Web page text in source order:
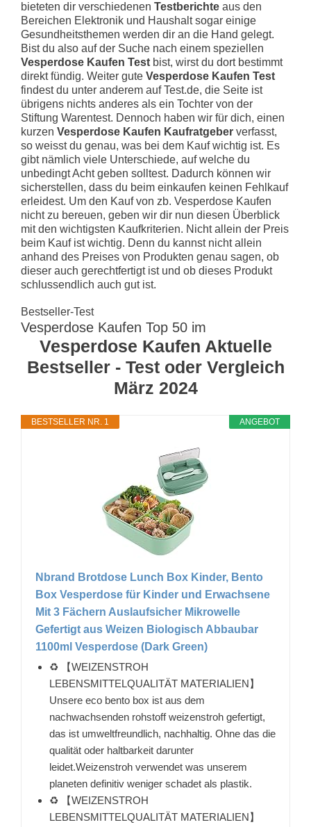
bieteten dir verschiedenen Testberichte aus den
Bereichen Elektronik und Haushalt sogar einige
Gesundheitsthemen werden dir an die Hand gelegt.
Bist du also auf der Suche nach einem speziellen
Vesperdose Kaufen Test bist, wirst du dort bestimmt
direkt fündig. Weiter gute Vesperdose Kaufen Test
findest du unter anderem auf Test.de, die Seite ist
übrigens nichts anderes als ein Tochter von der
Stiftung Warentest. Dennoch haben wir für dich, einen
kurzen Vesperdose Kaufen Kaufratgeber verfasst,
so weisst du genau, was bei dem Kauf wichtig ist. Es
gibt nämlich viele Unterschiede, auf welche du
unbedingt Acht geben solltest. Dadurch können wir
sicherstellen, dass du beim einkaufen keinen Fehlkauf
erleidest. Um den Kauf von zb. Vesperdose Kaufen
nicht zu bereuen, geben wir dir nun diesen Überblick
mit den wichtigsten Kaufkriterien. Nicht allein der Preis
beim Kauf ist wichtig. Denn du kannst nicht allein
anhand des Preises von Produkten genau sagen, ob
dieser auch gerechtfertigt ist und ob dieses Produkt
schlussendlich auch gut ist.
Bestseller-Test
Vesperdose Kaufen Top 50 im
Vesperdose Kaufen Aktuelle
Bestseller - Test oder Vergleich
März 2024
ANGEBOT
BESTSELLER NR. 1
Nbrand Brotdose Lunch Box Kinder, Bento
Box Vesperdose für Kinder und Erwachsene
Mit 3 Fächern Auslaufsicher Mikrowelle
Gefertigt aus Weizen Biologisch Abbaubar
1100ml Vesperdose (Dark Green)
♻ 【WEIZENSTROH
LEBENSMITTELQUALITÄT MATERIALIEN】
Unsere eco bento box ist aus dem
nachwachsenden rohstoff weizenstroh gefertigt,
das ist umweltfreundlich, nachhaltig. Ohne das die
qualität oder haltbarkeit darunter
leidet.Weizenstroh verwendet was unserem
planeten definitiv weniger schadet als plastik.
♻ 【WEIZENSTROH
LEBENSMITTELQUALITÄT MATERIALIEN】